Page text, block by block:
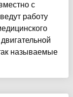
с
работу
называемые